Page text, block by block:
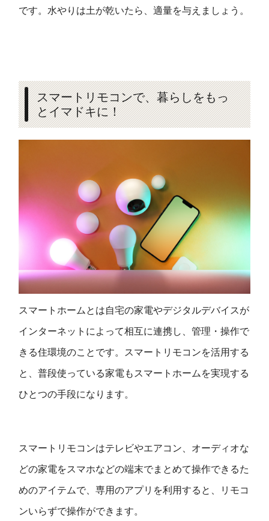
です。水やりは土が乾いたら、適量を与えましょう。
スマートリモコンで、暮らしをもっ
とイマドキに！
スマートホームとは自宅の家電やデジタルデバイスが
インターネットによって相互に連携し、管理・操作で
きる住環境のことです。スマートリモコンを活用する
と、普段使っている家電もスマートホームを実現する
ひとつの手段になります。
スマートリモコンはテレビやエアコン、オーディオな
どの家電をスマホなどの端末でまとめて操作できるた
めのアイテムで、専用のアプリを利用すると、リモコ
ンいらずで操作ができます。